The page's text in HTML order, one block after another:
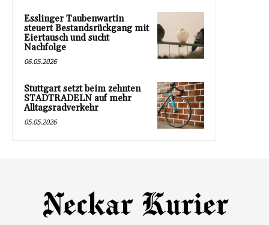
Esslinger Taubenwartin
steuert Bestandsrückgang mit
Eiertausch und sucht
Nachfolge
06.05.2026
Stuttgart setzt beim zehnten
STADTRADELN auf mehr
Alltagsradverkehr
05.05.2026